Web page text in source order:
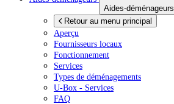
Aides-déménageurs
Retour au menu principal
Aperçu
Fournisseurs locaux
Fonctionnement
Services
Types de déménagements
U-Box - Services
FAQ